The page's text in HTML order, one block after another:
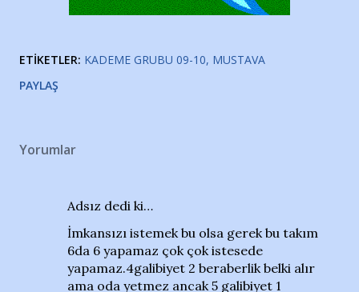
ETIKETLER: KADEME GRUBU 09-10 MUSTAVA
PAYLAŞ
Yorumlar
Adsız dedi ki…
İmkansızı istemek bu olsa gerek bu takım
6da 6 yapamaz çok çok istesede
yapamaz.4galibiyet 2 beraberlik belki alır
ama oda yetmez ancak 5 galibiyet 1